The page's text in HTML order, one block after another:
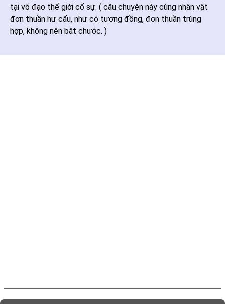
tại võ đạo thế giới cố sự. ( câu chuyện này cùng nhân vật
đơn thuần hư cấu, như có tương đồng, đơn thuần trùng
hợp, không nên bắt chước. )